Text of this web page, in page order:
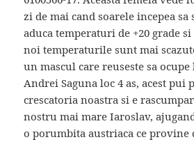
zi de mai cand soarele incepea sa
aduca temperaturi de +20 grade
noi temperaturile sunt mai
un mascul care reuseste sa
Andrei Saguna loc 4 as, acest pui
crescatoria noastra si e
nostru mai mare Iaroslav,
o porumbita austriaca ce